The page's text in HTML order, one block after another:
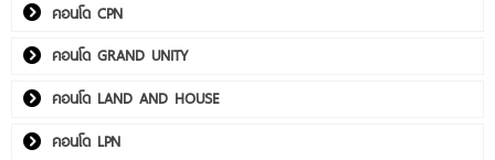
คอนโด CPN
คอนโด GRAND UNITY
คอนโด LAND AND HOUSE
คอนโด LPN